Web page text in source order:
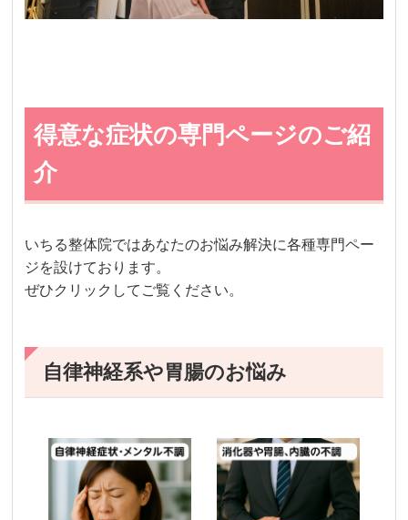
得意な症状の専門ページのご紹
介
いちる整体院ではあなたのお悩み解決に各種専門ペー
ジを設けております。
ぜひクリックしてご覧ください。
自律神経系や胃腸のお悩み